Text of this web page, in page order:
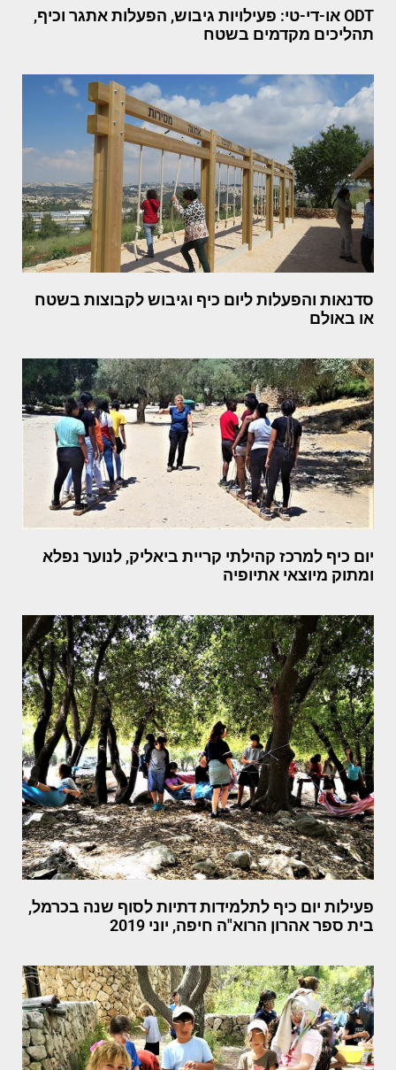
ODT או-די-טי: פעילויות גיבוש, הפעלות אתגר וכיף,
תהליכים מקדמים בשטח
סדנאות והפעלות ליום כיף וגיבוש לקבוצות בשטח
או באולם
יום כיף למרכז קהילתי קריית ביאליק, לנוער נפלא
ומתוק מיוצאי אתיופיה
פעילות יום כיף לתלמידות דתיות לסוף שנה בכרמל,
בית ספר אהרון הרוא"ה חיפה, יוני 2019